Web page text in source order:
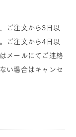
ご注文から3日以
ご注文から4日以
メールにてご連絡
い場合はキャンセ